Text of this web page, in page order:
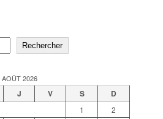
Rechercher
AOÛT 2026
J V S D
1
2